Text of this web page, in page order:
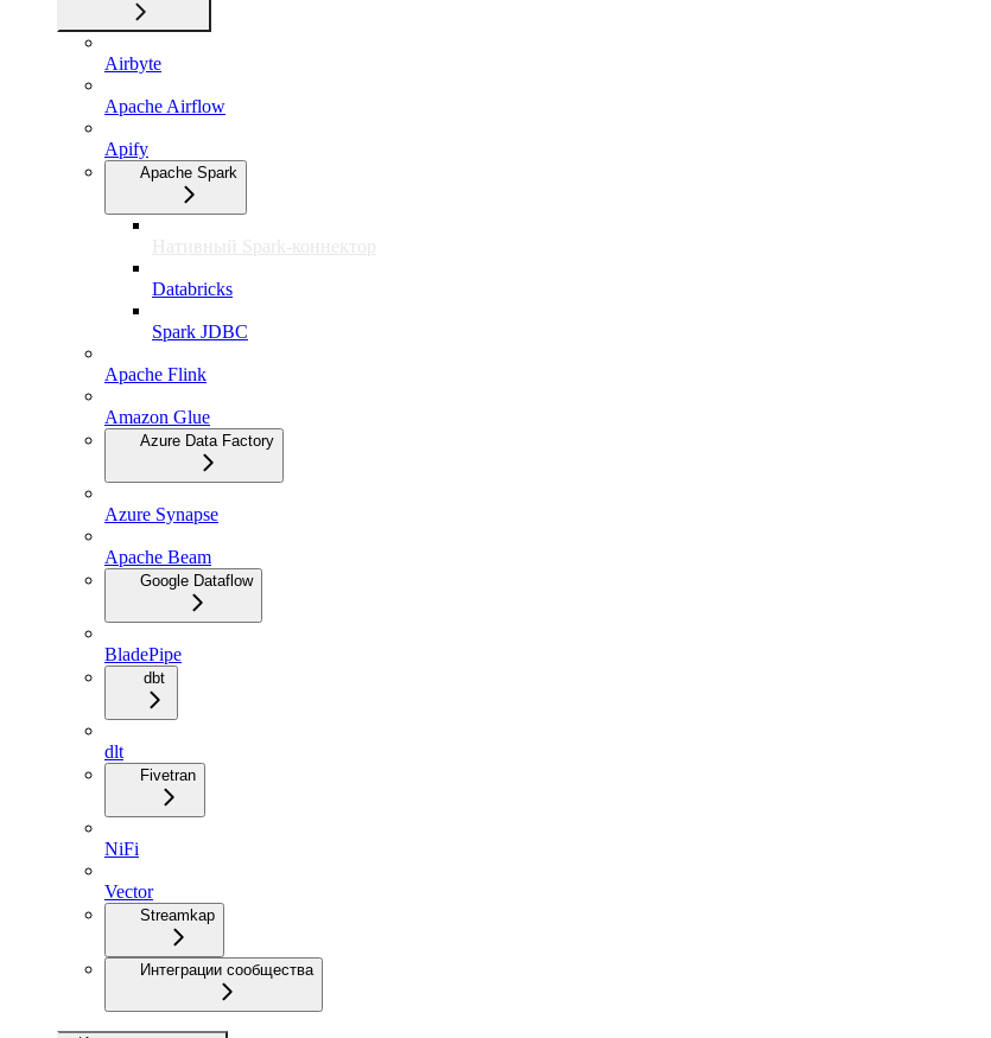
Airbyte
Apache Airflow
Apify
Apache Spark
Нативный Spark-коннектор
Databricks
Spark JDBC
Apache Flink
Amazon Glue
Azure Data Factory
Azure Synapse
Apache Beam
Google Dataflow
BladePipe
dbt
dlt
Fivetran
NiFi
Vector
Streamkap
Интеграции сообщества